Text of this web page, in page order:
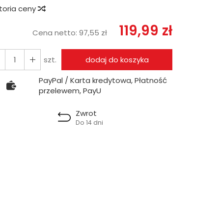
ceny
Cena netto: 97,55 zł 119,99 zł
szt.
dodaj do koszyka
PayPal / Karta kredytowa, Płatność
przelewem, PayU
Zwrot
Do 14 dni